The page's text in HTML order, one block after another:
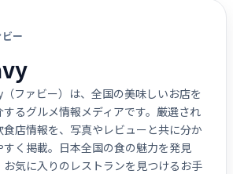
ー
ファビー）は、全国の美味しいお店を
するグルメ情報メディアです。厳選され
食店情報を、写真やレビューと共に分か
すく掲載。日本全国の食の魅力を発見
お気に入りのレストランを見つけるお手